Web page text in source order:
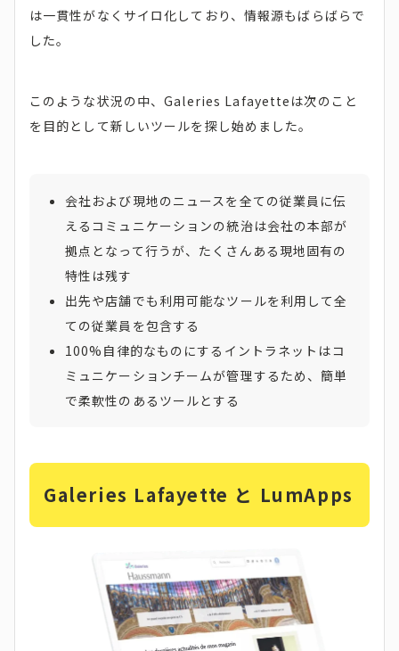
は一貫性がなくサイロ化しており、情報源もばらばらで
した。
このような状況の中、Galeries Lafayetteは次のこと
を目的として新しいツールを探し始めました。
会社および現地のニュースを全ての従業員に伝
えるコミュニケーションの統治は会社の本部が
拠点となって行うが、たくさんある現地固有の
特性は残す
出先や店舗でも利用可能なツールを利用して全
ての従業員を包含する
100%自律的なものにするイントラネットはコ
ミュニケーションチームが管理するため、簡単
で柔軟性のあるツールとする
Galeries Lafayette と LumApps